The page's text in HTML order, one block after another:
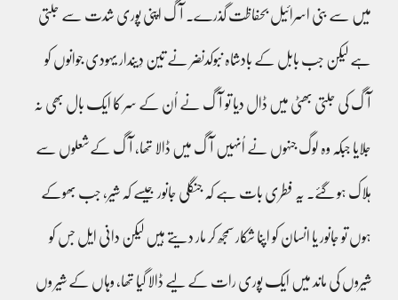
میں سے بنی اسرائیل بحفاظت گذرے۔ آگ اپنی پوری شدت سے جلتی
ہے لیکن جب بابل کے بادشاہ نبوکدنضر نے تین دِیندار یہودی جوانوں کو
آگ کی جلتی بھٹی میں ڈال دیا تو آگ نے اُن کے سر کا ایک بال بھی نہ
جلایا جبکہ وہ لوگ جنہوں نے اُنہیں آگ میں ڈالا تھا، آگ کےشعلوں سے
ہلاک ہو گئے۔ یہ فطری بات ہے کہ جنگلی جانور جیسے کہ شیر، جب بھوکے
ہوں تو جانور یا انسان کو اپنا شکار سمجھ کر مار دیتے ہیں لیکن دانی ایل جس کو
شیروں کی ماند میں ایک پوری رات کے لیے ڈالا گیا تھا، وہاں کے شیر وں